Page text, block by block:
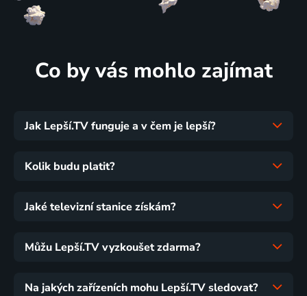
Co by vás mohlo zajímat
Jak Lepší.TV funguje a v čem je lepší?
Kolik budu platit?
Jaké televizní stanice získám?
Můžu Lepší.TV vyzkoušet zdarma?
Na jakých zařízeních mohu Lepší.TV sledovat?